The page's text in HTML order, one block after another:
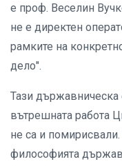
е проф. Веселин
не е директен
рамките на
дело".
Тази
вътрешната работа
не са и
философията